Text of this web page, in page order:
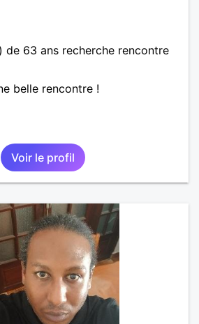
de 63 ans recherche rencontre
belle rencontre !
Voir le profil